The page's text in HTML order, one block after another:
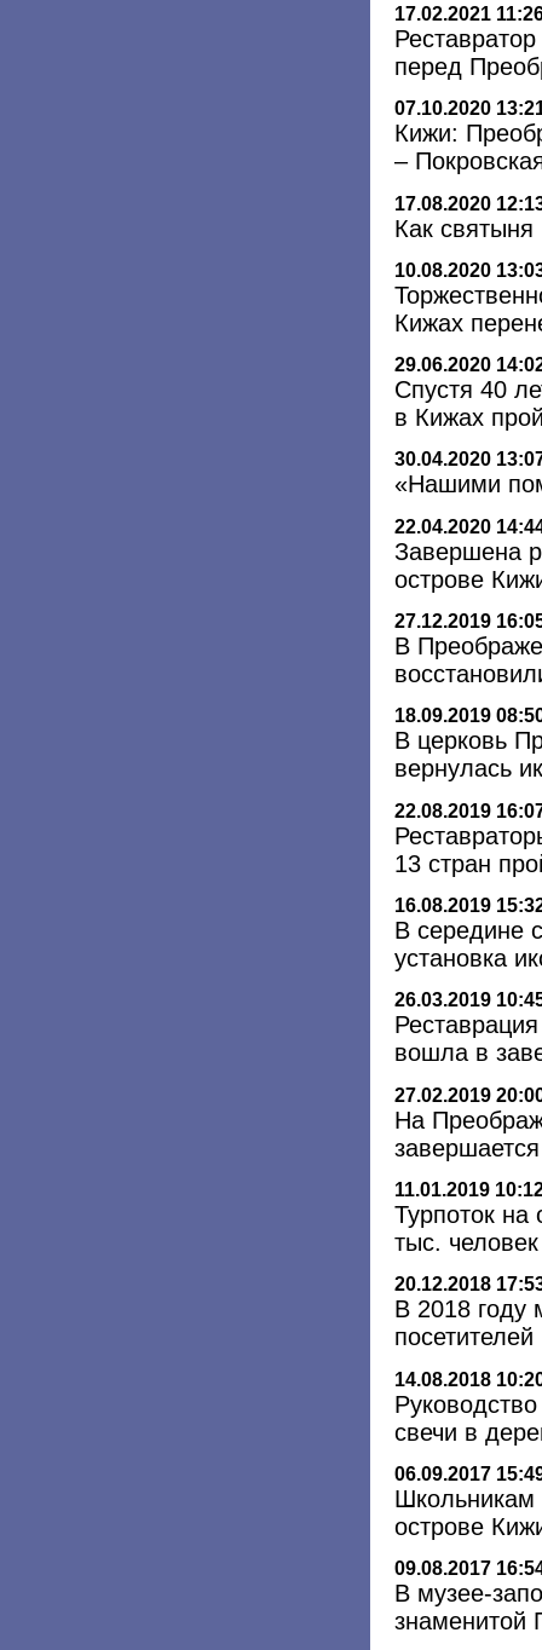
17.02.2021
перед
07.10.2020
Кижи:
–
17.08.2020
Как
10.08.2020
Кижах
29.06.2020
Спустя 40
в Кижах
30.04.2020
«Нашими
22.04.2020
Завершена
острове
27.12.2019
В
18.09.2019
В церковь
вернулась
22.08.2019
13 стран
16.08.2019
В середине
установка
26.03.2019
вошла в
27.02.2019
На
11.01.2019
Турпоток на
тыс. человек
20.12.2018
В 2018 году
посетителей
14.08.2018
свечи в
06.09.2017
Школьникам
острове
09.08.2017
В музее-
знаменитой